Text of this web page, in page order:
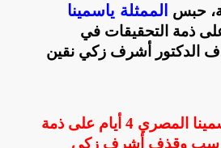
حبس
الممثلة ياسمينا
على ذمة التحقيقات في
الدكتور أشرف زكي نقين
حبس الممثلة ياسمينا المصري 4 أيام على ذمة
سب وقذف أشرف زكي